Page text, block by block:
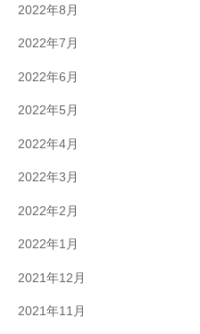
2022年8月
2022年7月
2022年6月
2022年5月
2022年4月
2022年3月
2022年2月
2022年1月
2021年12月
2021年11月